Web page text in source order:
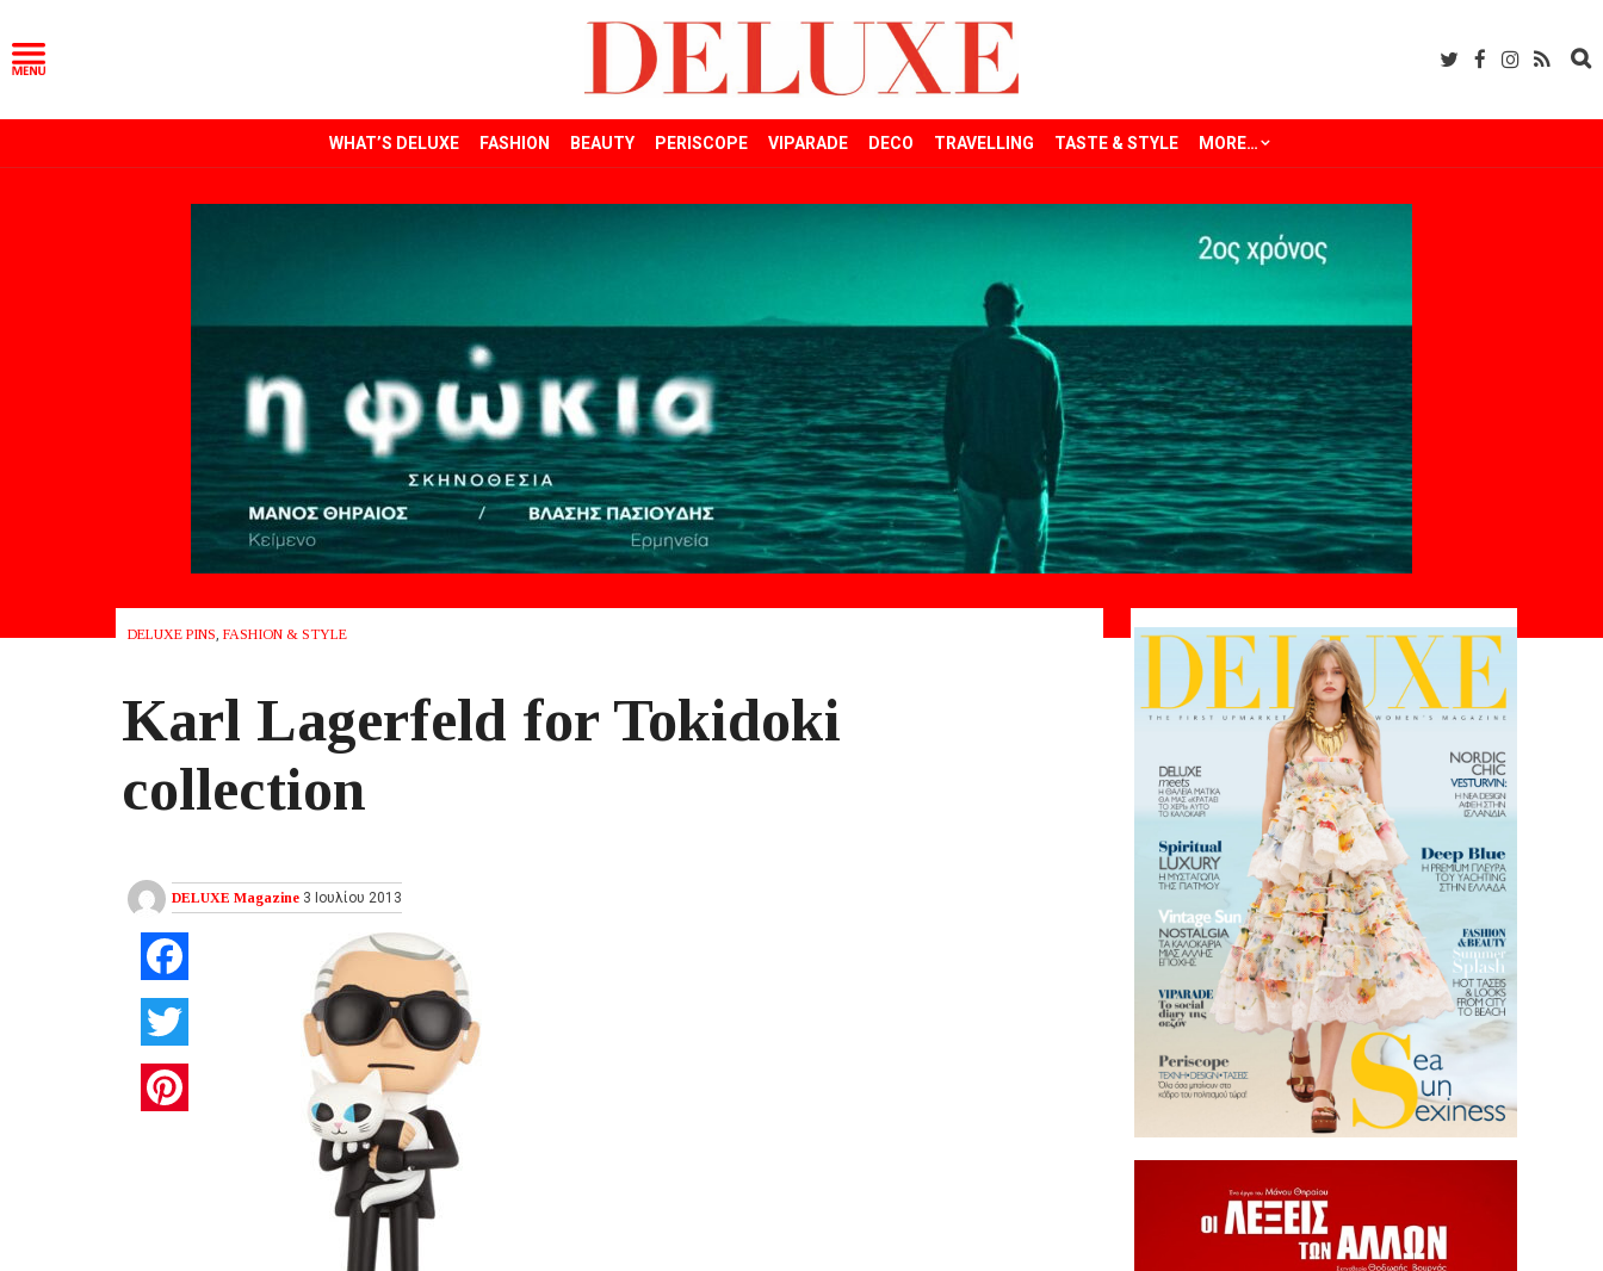
WHAT’S DELUXE FASHION BEAUTY PERISCOPE VIPARADE DECO TRAVELLING TASTE & STYLE MORE…
DELUXE PINS, FASHION & STYLE
Karl Lagerfeld for Tokidoki
collection
DELUXE Magazine 3 Ιουλίου 2013